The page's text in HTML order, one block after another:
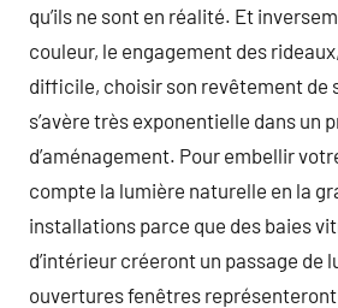
qu’ils ne sont en réalité. Et
couleur, le engagement des
difficile, choisir son revêtement
s’avère très exponentielle dans un
d’aménagement. Pour embellir
compte la lumière naturelle en la
installations parce que des baies
d’intérieur créeront un passage de
ouvertures fenêtres